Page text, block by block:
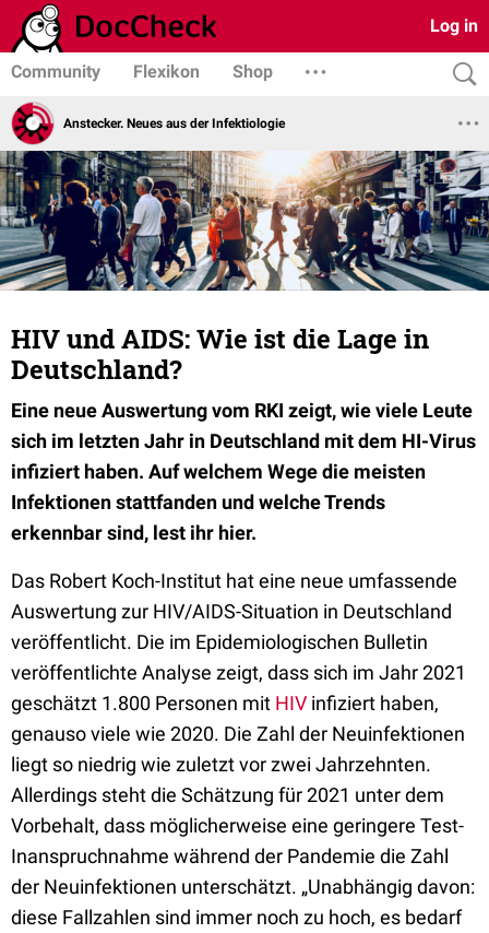
Log in
Community Flexikon Shop
Anstecker. Neues aus der Infektiologie
HIV und AIDS: Wie ist die Lage in
Deutschland?
Eine neue Auswertung vom RKI zeigt, wie viele Leute
sich im letzten Jahr in Deutschland mit dem HI-Virus
infiziert haben. Auf welchem Wege die meisten
Infektionen stattfanden und welche Trends
erkennbar sind, lest ihr hier.
Das Robert Koch-Institut hat eine neue umfassende
Auswertung zur HIV/AIDS-Situation in Deutschland
veröffentlicht. Die im Epidemiologischen Bulletin
veröffentlichte Analyse zeigt, dass sich im Jahr 2021
geschätzt 1.800 Personen mit HIV infiziert haben,
genauso viele wie 2020. Die Zahl der Neuinfektionen
liegt so niedrig wie zuletzt vor zwei Jahrzehnten.
Allerdings steht die Schätzung für 2021 unter dem
Vorbehalt, dass möglicherweise eine geringere Test-
Inanspruchnahme während der Pandemie die Zahl
der Neuinfektionen unterschätzt. „Unabhängig davon:
diese Fallzahlen sind immer noch zu hoch, es bedarf